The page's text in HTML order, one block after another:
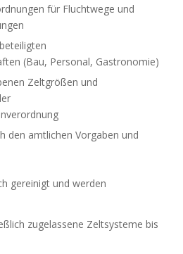
für Fluchtwege und
(Bau, Personal, Gastronomie)
Zeltgrößen und
den amtlichen Vorgaben und
gereinigt und werden
zugelassene Zeltsysteme bis